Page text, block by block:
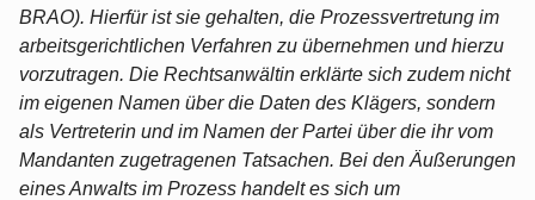
BRAO). Hierfür ist sie gehalten, die Prozessvertretung im
arbeitsgerichtlichen Verfahren zu übernehmen und hierzu
vorzutragen. Die Rechtsanwältin erklärte sich zudem nicht
im eigenen Namen über die Daten des Klägers, sondern
als Vertreterin und im Namen der Partei über die ihr vom
Mandanten zugetragenen Tatsachen. Bei den Äußerungen
eines Anwalts im Prozess handelt es sich um